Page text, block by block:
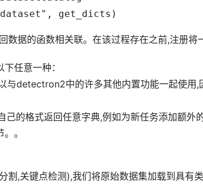
数据的函数相关联。在该过程存在之前,注册将
任意一种：
与detectron2中的许多其他内置功能一起使用,
己的格式返回任意字典,例如为新任务添加额外
。
割,关键点检测),我们将原始数据集加载到具有